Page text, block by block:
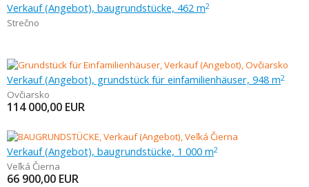
Verkauf (Angebot), baugrundstücke, 462 m2
Strečno
Verkauf (Angebot), grundstück für einfamilienhäuser, 948 m2
Ovčiarsko
114 000,00 EUR
Verkauf (Angebot), baugrundstücke, 1 000 m2
Veľká Čierna
66 900,00 EUR